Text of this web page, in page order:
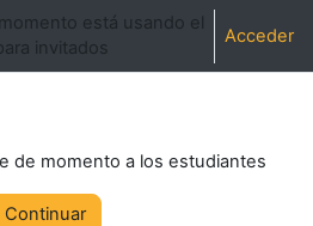
está usando el
invitados
Acceder
de momento a los estudiantes
Continuar